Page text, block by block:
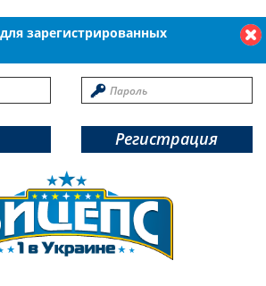
зарегистрированных
Регистрация